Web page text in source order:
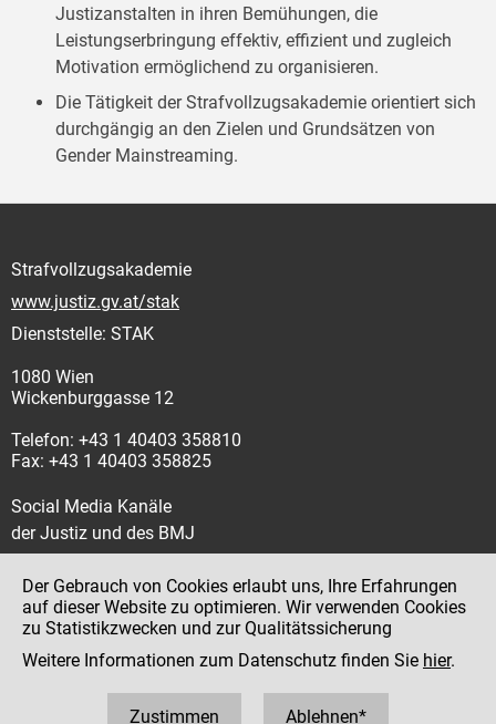
Justizanstalten in ihren Bemühungen, die
Leistungserbringung effektiv, effizient und zugleich
Motivation ermöglichend zu organisieren.
Die Tätigkeit der Strafvollzugsakademie orientiert sich
durchgängig an den Zielen und Grundsätzen von
Gender Mainstreaming.
Strafvollzugsakademie
www.justiz.gv.at/stak
Dienststelle: STAK
1080 Wien
Wickenburggasse 12
Telefon: +43 1 40403 358810
Fax: +43 1 40403 358825
Social Media Kanäle
der Justiz und des BMJ
Impressum
Datenschutz
Der Gebrauch von Cookies erlaubt uns, Ihre Erfahrungen
auf dieser Website zu optimieren. Wir verwenden Cookies
zu Statistikzwecken und zur Qualitätssicherung
Weitere Informationen zum Datenschutz finden Sie hier.
Zustimmen Ablehnen*